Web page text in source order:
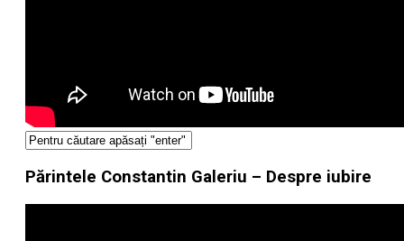
Părintele Constantin Galeriu – Despre iubire